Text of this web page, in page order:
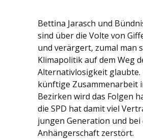
Bettina Jarasch und
sind über die Volte von
und verärgert, zumal man
Klimapolitik auf dem Weg
Alternativlosigkeit
künftige Zusammenarbeit
Bezirken wird das Folgen
die SPD hat damit viel
jungen Generation und
Anhängerschaft zerstört.